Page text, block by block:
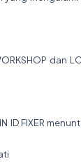
ID FIXER